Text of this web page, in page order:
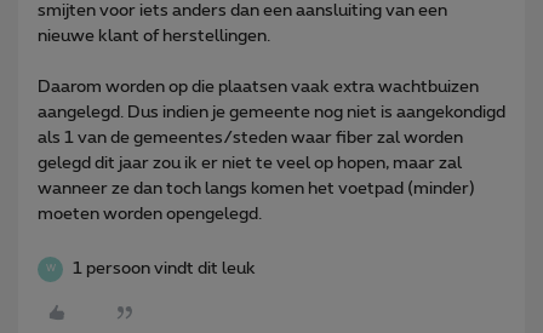
smijten voor iets anders dan een aansluiting van een
nieuwe klant of herstellingen.
Daarom worden op die plaatsen vaak extra wachtbuizen
aangelegd. Dus indien je gemeente nog niet is aangekondigd
als 1 van de gemeentes/steden waar fiber zal worden
gelegd dit jaar zou ik er niet te veel op hopen, maar zal
wanneer ze dan toch langs komen het voetpad (minder)
moeten worden opengelegd.
W 1 persoon vindt dit leuk